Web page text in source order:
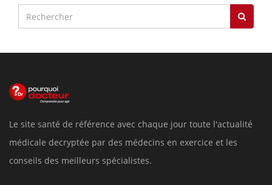
Le site santé de référence avec chaque jour toute l'actualité
médicale decryptée par des médecins en exercice et les
conseils des meilleurs spécialistes.